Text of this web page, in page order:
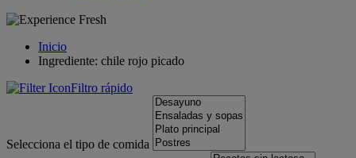
Inicio
Ingrediente: chile rojo picado
Filtro rápido
Selecciona el tipo de comida